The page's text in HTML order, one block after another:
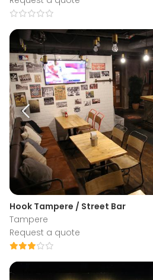
Hook Tampere / Street Bar
Tampere
Request a quote